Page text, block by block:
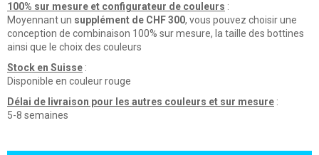
100% sur mesure et configurateur de couleurs :
Moyennant un supplément de CHF 300, vous pouvez choisir une
conception de combinaison 100% sur mesure, la taille des bottines
ainsi que le choix des couleurs
Stock en Suisse :
Disponible en couleur rouge
Délai de livraison pour les autres couleurs et sur mesure :
5-8 semaines